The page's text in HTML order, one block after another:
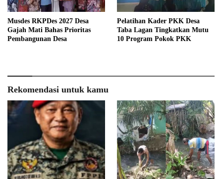
Musdes RKPDes 2027 Desa
Gajah Mati Bahas Prioritas
Pembangunan Desa
Pelatihan Kader PKK Desa
Taba Lagan Tingkatkan Mutu
10 Program Pokok PKK
Rekomendasi untuk kamu